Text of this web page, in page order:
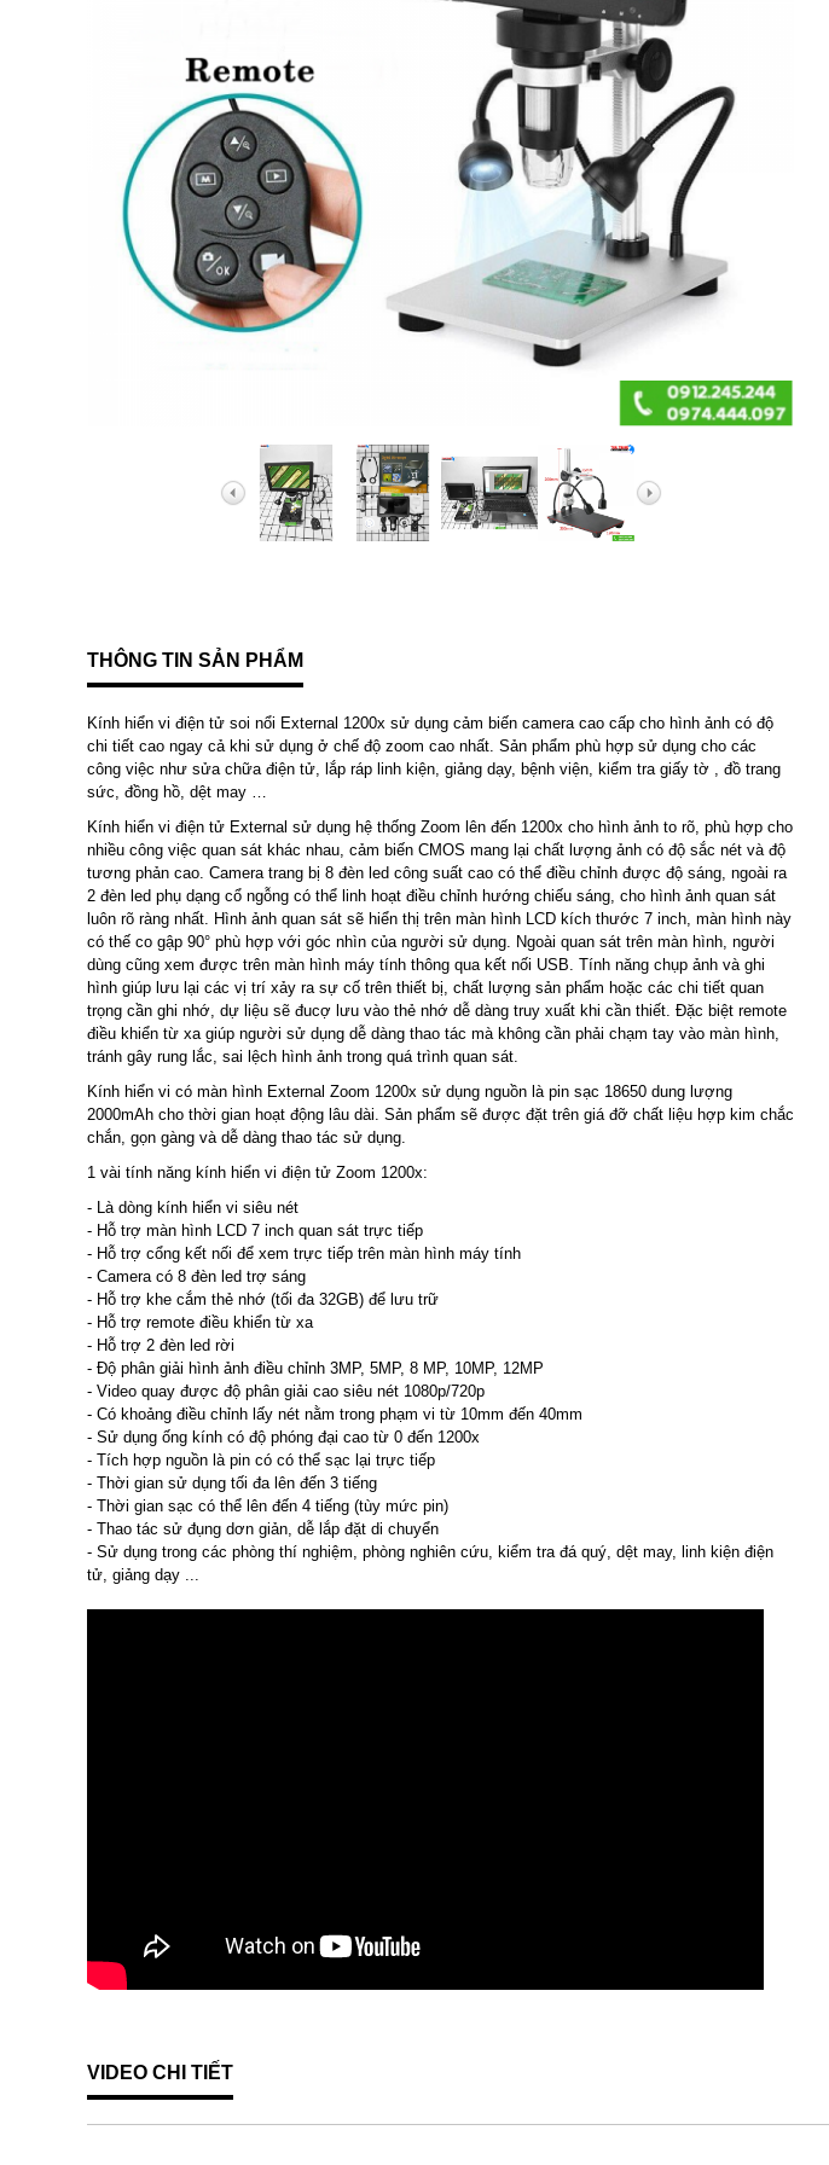
Ống Nhòm Baigish Nga
Ống Nhòm Nikula
Ống Nhòm Các Hãng Khác
Ống Nhòm Quân Sự, Hàng Hải
Ống Nhòm Điều Chỉnh Zoom
Ống Nhòm Du Lịch Bỏ Túi
THÔNG TIN SẢN PHẨM
Kính hiển vi điện tử soi nổi External 1200x sử dụng cảm biến camera cao cấp cho hình ảnh có độ
chi tiết cao ngay cả khi sử dụng ở chế độ zoom cao nhất. Sản phẩm phù hợp sử dụng cho các
công việc như sửa chữa điện tử, lắp ráp linh kiện, giảng dạy, bệnh viện, kiểm tra giấy tờ , đồ trang
sức, đồng hồ, dệt may …
Kính hiển vi điện tử External sử dụng hệ thống Zoom lên đến 1200x cho hình ảnh to rõ, phù hợp cho
nhiều công việc quan sát khác nhau, cảm biến CMOS mang lại chất lượng ảnh có độ sắc nét và độ
tương phản cao. Camera trang bị 8 đèn led công suất cao có thể điều chỉnh được độ sáng, ngoài ra
2 đèn led phụ dạng cổ ngỗng có thể linh hoạt điều chỉnh hướng chiếu sáng, cho hình ảnh quan sát
luôn rõ ràng nhất. Hình ảnh quan sát sẽ hiển thị trên màn hình LCD kích thước 7 inch, màn hình này
có thế co gập 90° phù hợp với góc nhìn của người sử dụng. Ngoài quan sát trên màn hình, người
dùng cũng xem được trên màn hình máy tính thông qua kết nối USB. Tính năng chụp ảnh và ghi
hình giúp lưu lại các vị trí xảy ra sự cố trên thiết bị, chất lượng sản phẩm hoặc các chi tiết quan
trọng cần ghi nhớ, dự liệu sẽ đucợ lưu vào thẻ nhớ dễ dàng truy xuất khi cần thiết. Đặc biệt remote
điều khiển từ xa giúp người sử dụng dễ dàng thao tác mà không cần phải chạm tay vào màn hình,
tránh gây rung lắc, sai lệch hình ảnh trong quá trình quan sát.
Kính hiển vi có màn hình External Zoom 1200x sử dụng nguồn là pin sạc 18650 dung lượng
2000mAh cho thời gian hoạt động lâu dài. Sản phẩm sẽ được đặt trên giá đỡ chất liệu hợp kim chắc
chắn, gọn gàng và dễ dàng thao tác sử dụng.
1 vài tính năng kính hiển vi điện tử Zoom 1200x:
- Là dòng kính hiển vi siêu nét
- Hỗ trợ màn hình LCD 7 inch quan sát trực tiếp
- Hỗ trợ cổng kết nối để xem trực tiếp trên màn hình máy tính
- Camera có 8 đèn led trợ sáng
- Hỗ trợ khe cắm thẻ nhớ (tối đa 32GB) để lưu trữ
- Hỗ trợ remote điều khiển từ xa
- Hỗ trợ 2 đèn led rời
- Độ phân giải hình ảnh điều chỉnh 3MP, 5MP, 8 MP, 10MP, 12MP
- Video quay được độ phân giải cao siêu nét 1080p/720p
- Có khoảng điều chỉnh lấy nét nằm trong phạm vi từ 10mm đến 40mm
- Sử dụng ống kính có độ phóng đại cao từ 0 đến 1200x
- Tích hợp nguồn là pin có có thể sạc lại trực tiếp
- Thời gian sử dụng tối đa lên đến 3 tiếng
- Thời gian sạc có thể lên đến 4 tiếng (tùy mức pin)
- Thao tác sử đụng dơn giản, dễ lắp đặt di chuyển
- Sử dụng trong các phòng thí nghiệm, phòng nghiên cứu, kiểm tra đá quý, dệt may, linh kiện điện
tử, giảng dạy ...
VIDEO CHI TIẾT